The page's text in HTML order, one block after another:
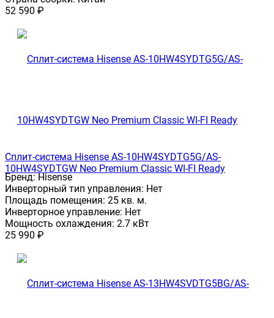
52 590 ₽
Сплит-система Hisense AS-10HW4SYDTG5G/AS-
10HW4SYDTGW Neo Premium Classic WI-FI Ready
Бренд: Hisense
Инверторный тип управления: Нет
Площадь помещения: 25 кв. м.
Инверторное управление: Нет
Мощность охлаждения: 2.7 кВт
25 990 ₽